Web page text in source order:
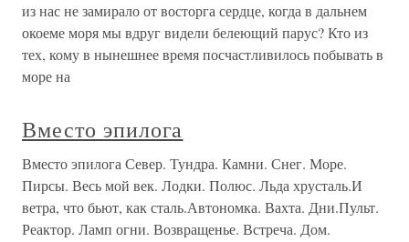
из нас не замирало от восторга сердце, когда в дальнем
окоеме моря мы вдруг видели белеющий парус? Кто из
тех, кому в нынешнее время посчастливилось побывать в
море на
Вместо эпилога
Вместо эпилога Север. Тундра. Камни. Снег. Море.
Пирсы. Весь мой век. Лодки. Полюс. Льда хрусталь.И
ветра, что бьют, как сталь.Автономка. Вахта. Дни.Пульт.
Реактор. Ламп огни. Возвращенье. Встреча. Дом.